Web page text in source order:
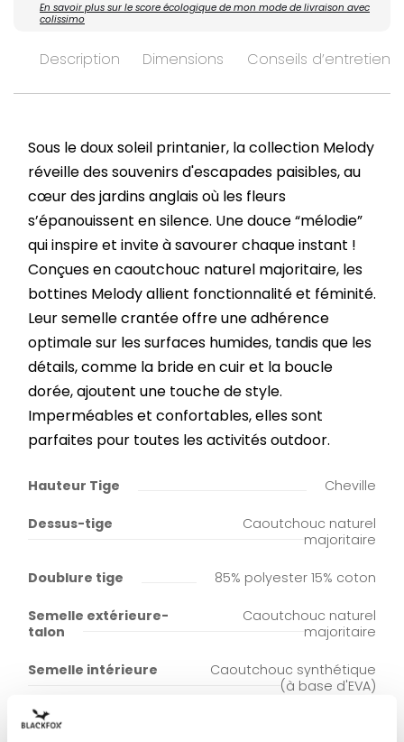
En savoir plus sur le score écologique de mon mode de livraison avec
colissimo
Description Dimensions Conseils d’entretien
Sous le doux soleil printanier, la collection Melody
réveille des souvenirs d'escapades paisibles, au
cœur des jardins anglais où les fleurs
s’épanouissent en silence. Une douce “mélodie”
qui inspire et invite à savourer chaque instant !
Conçues en caoutchouc naturel majoritaire, les
bottines Melody allient fonctionnalité et féminité.
Leur semelle crantée offre une adhérence
optimale sur les surfaces humides, tandis que les
détails, comme la bride en cuir et la boucle
dorée, ajoutent une touche de style.
Imperméables et confortables, elles sont
parfaites pour toutes les activités outdoor.
Hauteur Tige Cheville
Dessus-tige
Caoutchouc naturel
majoritaire
Doublure tige 85% polyester 15% coton
Semelle extérieure-
talon
Caoutchouc naturel
majoritaire
Semelle intérieure
Caoutchouc synthétique
(à base d'EVA)
Doublure semelle